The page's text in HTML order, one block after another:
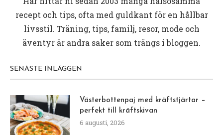
recept och tips, ofta med guldkant för en hållbar
livsstil. Träning, tips, familj, resor, mode och
äventyr är andra saker som trängs i bloggen.
SENASTE INLÄGGEN
Västerbottenpaj med kräftstjärtar –
perfekt till kräftskivan
6 augusti, 2026